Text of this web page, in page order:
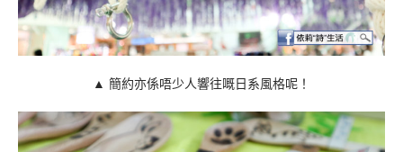
▲ 簡約亦係唔少人響往嘅日系風格呢！